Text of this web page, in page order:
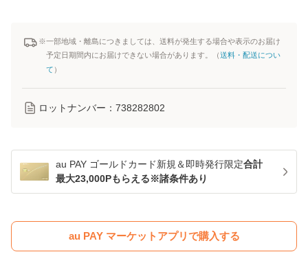
※一部地域・離島につきましては、送料が発生する場合や表示のお届け
予定日期間内にお届けできない場合があります。（送料・配送につい
て ）
ロットナンバー： 738282802
au PAY ゴールドカード新規＆即時発行限定合計
最大23,000Pもらえる※諸条件あり
au PAY マーケットアプリで購入する